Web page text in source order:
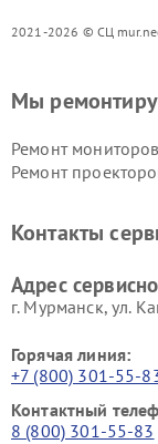
2021-2026 © СЦ
Мы
Ремонт
Ремонт
Контакты
Адрес
г. Мурманск, ул.
Горячая линия:
+7 (800) 301-55-
Контактный
8 (800) 301-55-83